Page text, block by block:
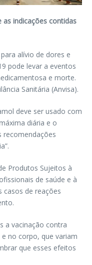
indicações contidas
alívio de dores e
pode levar a eventos
e morte.
Sanitária (Anvisa).
deve ser usado com
diária e o
recomendações
Produtos Sujeitos à
de saúde e à
casos de reações
a vacinação contra
no corpo, que variam
que esses efeitos